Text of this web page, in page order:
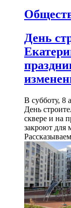
День
В субботу, 8
День
сквере и на
закроют для